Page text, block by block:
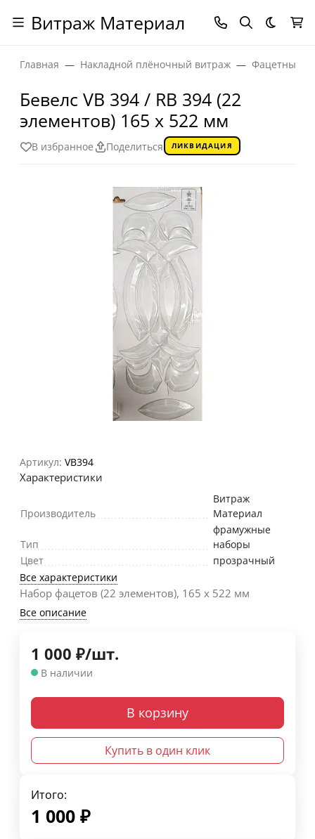
Витраж Материал Темная
Главная Накладной плёночный витраж Фацетные
Бевелс VB 394 / RB 394 (22
элементов) 165 х 522 мм
В избранное Поделиться ЛИКВИДАЦИЯ
Артикул: VB394
Характеристики
Производитель
Витраж
Материал
Тип
фрамужные
наборы
Цвет
прозрачный
Все характеристики
Набор фацетов (22 элементов), 165 х 522 мм
Все описание
1 000 ₽/шт.
В наличии
В корзину
Купить в один клик
Итого:
1 000 ₽